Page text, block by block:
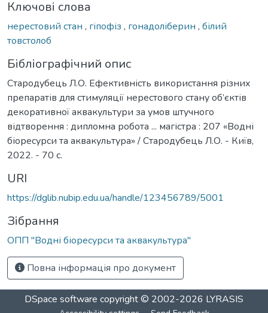
Ключові слова
нерестовий стан , гіпофіз , гонадоліберин , білий
товстолоб
Бібліографічний опис
Стародубець Л.О. Ефективність використання різних
препаратів для стимуляції нерестового стану об’єктів
декоративної аквакультури за умов штучного
відтворення : дипломна робота ... магістра : 207 «Водні
біоресурси та аквакультура» / Стародубець Л.О. - Київ,
2022. - 70 с.
URI
https://dglib.nubip.edu.ua/handle/123456789/5001
Зібрання
ОПП "Водні біоресурси та аквакультура"
Повна інформація про документ
DSpace software copyright © 2002-2026 LYRASIS